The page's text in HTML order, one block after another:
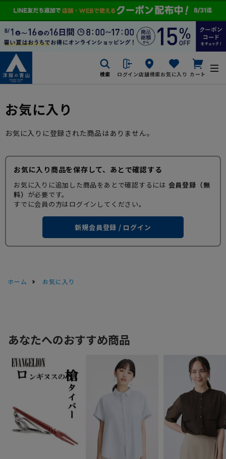
検索 ログイン店舗検索お気に入り カート
お気に入り
お気に入りに登録された商品はありません。
お気に入り商品を保存して、あとで確認する
お気に入りに追加した商品をあとで確認するには 会員登録（無
料） が必要です。
すでに会員の方はログインしてください。
新規会員登録 / ログイン
ホーム お気に入り